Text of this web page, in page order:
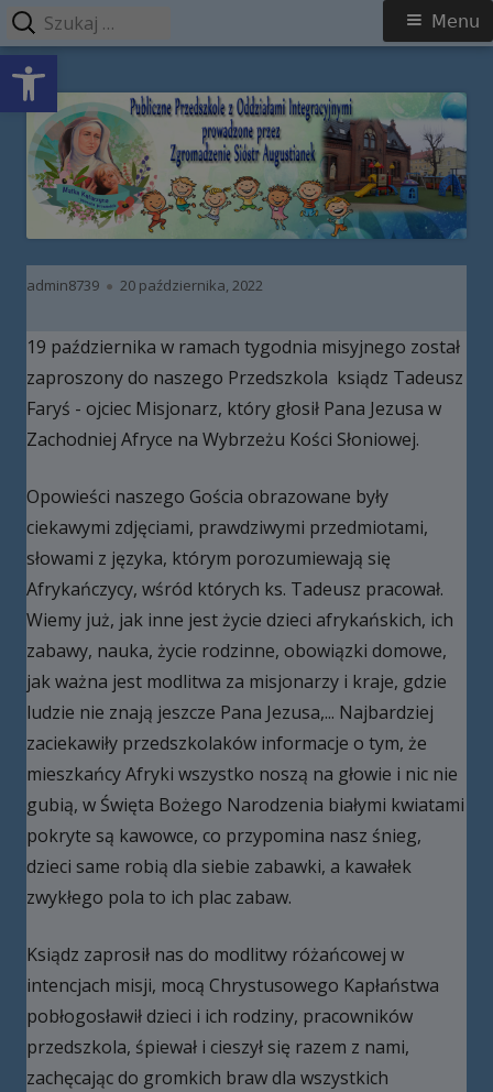
Open toolbar
Przeskocz
treści
Publiczne Przedszkole z Oddziałami
Integracyjnymi prowadzone przez
Zgromadzenie Sióstr Augustianek
Menu
główne
Menu
Autor
admin8739 Opublikowano
20 października, 2022
19 października w ramach tygodnia misyjnego został
zaproszony do naszego Przedszkola ksiądz Tadeusz
Faryś - ojciec Misjonarz, który głosił Pana Jezusa w
Zachodniej Afryce na Wybrzeżu Kości Słoniowej.
Opowieści naszego Gościa obrazowane były
ciekawymi zdjęciami, prawdziwymi przedmiotami,
słowami z języka, którym porozumiewają się
Afrykańczycy, wśród których ks. Tadeusz pracował.
Wiemy już, jak inne jest życie dzieci afrykańskich, ich
zabawy, nauka, życie rodzinne, obowiązki domowe,
jak ważna jest modlitwa za misjonarzy i kraje, gdzie
ludzie nie znają jeszcze Pana Jezusa,... Najbardziej
zaciekawiły przedszkolaków informacje o tym, że
mieszkańcy Afryki wszystko noszą na głowie i nic nie
gubią, w Święta Bożego Narodzenia białymi kwiatami
pokryte są kawowce, co przypomina nasz śnieg,
dzieci same robią dla siebie zabawki, a kawałek
zwykłego pola to ich plac zabaw.
Ksiądz zaprosił nas do modlitwy różańcowej w
intencjach misji, mocą Chrystusowego Kapłaństwa
pobłogosławił dzieci i ich rodziny, pracowników
przedszkola, śpiewał i cieszył się razem z nami,
zachęcając do gromkich braw dla wszystkich